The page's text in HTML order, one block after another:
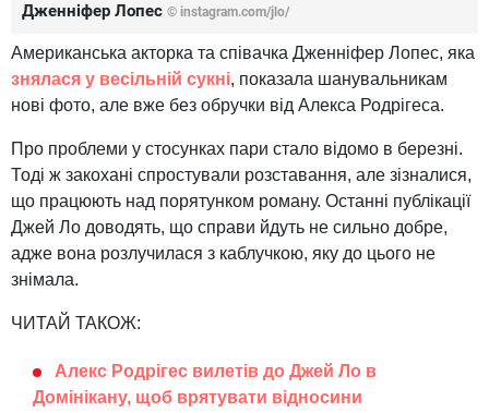
Дженніфер Лопес © instagram.com/jlo/
Американська акторка та співачка Дженніфер Лопес, яка
знялася у весільній сукні, показала шанувальникам
нові фото, але вже без обручки від Алекса Родрігеса.
Про проблеми у стосунках пари стало відомо в березні.
Тоді ж закохані спростували розставання, але зізналися,
що працюють над порятунком роману. Останні публікації
Джей Ло доводять, що справи йдуть не сильно добре,
адже вона розлучилася з каблучкою, яку до цього не
знімала.
ЧИТАЙ ТАКОЖ:
Алекс Родрігес вилетів до Джей Ло в
Домінікану, щоб врятувати відносини